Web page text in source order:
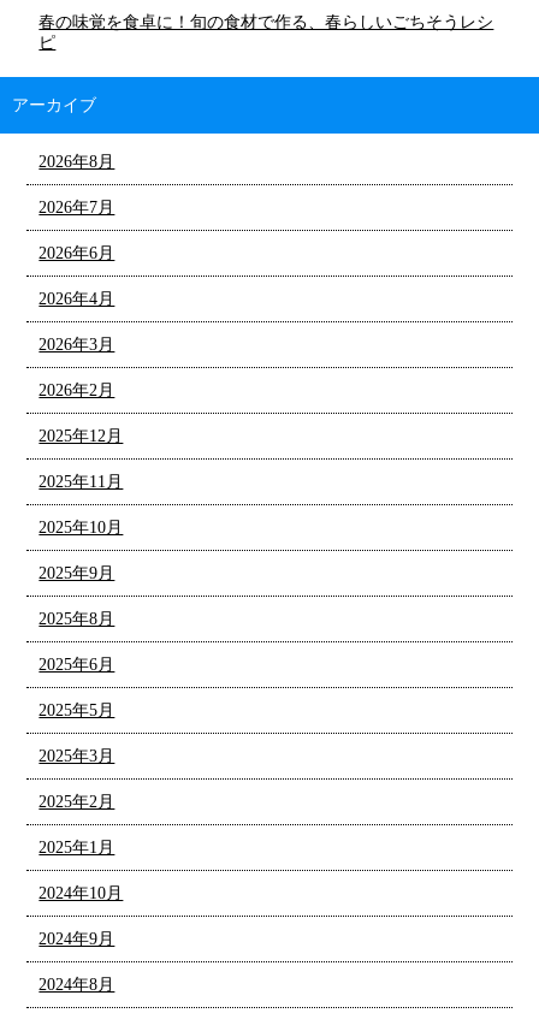
春の味覚を食卓に！旬の食材で作る、春らしいごちそうレシ
ピ
アーカイブ
2026年8月
2026年7月
2026年6月
2026年4月
2026年3月
2026年2月
2025年12月
2025年11月
2025年10月
2025年9月
2025年8月
2025年6月
2025年5月
2025年3月
2025年2月
2025年1月
2024年10月
2024年9月
2024年8月